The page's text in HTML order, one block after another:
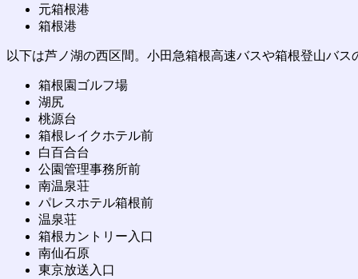
元箱根港
箱根港
以下は芦ノ湖の西区間。小田急箱根高速バスや箱根登山バス
箱根園ゴルフ場
湖尻
桃源台
箱根レイクホテル前
白百合台
公園管理事務所前
南温泉荘
パレスホテル箱根前
温泉荘
箱根カントリー入口
南仙石原
東京放送入口